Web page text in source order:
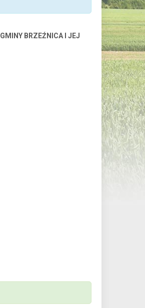
GMINY BRZEŹNICA I JEJ